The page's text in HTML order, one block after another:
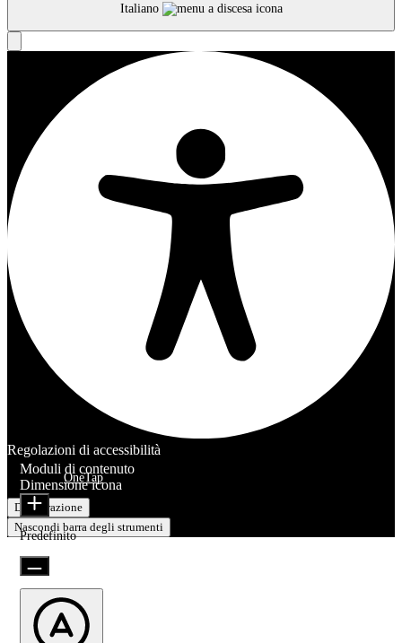
Italiano
Regolazioni di accessibilità
Offerto da OneTap
Dichiarazione
Nascondi barra degli strumenti
Moduli di contenuto
Dimensione icona
Predefinito